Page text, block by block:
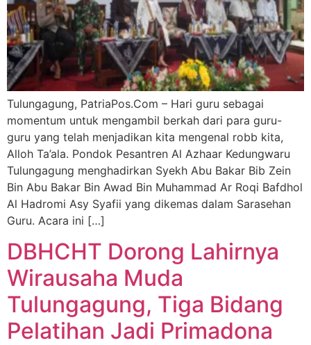
Tulungagung, PatriaPos.Com – Hari guru sebagai
momentum untuk mengambil berkah dari para guru-
guru yang telah menjadikan kita mengenal robb kita,
Alloh Ta’ala. Pondok Pesantren Al Azhaar Kedungwaru
Tulungagung menghadirkan Syekh Abu Bakar Bib Zein
Bin Abu Bakar Bin Awad Bin Muhammad Ar Roqi Bafdhol
Al Hadromi Asy Syafii yang dikemas dalam Sarasehan
Guru. Acara ini […]
DBHCHT Dorong Lahirnya
Wirausaha Muda
Tulungagung, Tiga Bidang
Pelatihan Jadi Primadona